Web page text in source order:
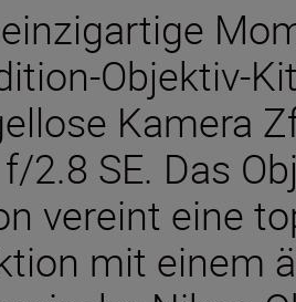
Objektiv-
Kamera
2.8 SE. Das
vereint eine
mit einem